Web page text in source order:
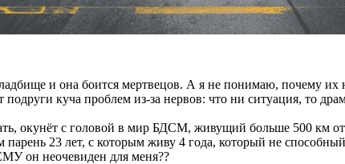
и она боится мертвецов. А я не понимаю, почему их
куча проблем из-за нервов: что ни ситуация, то
окунёт с головой в мир БДСМ, живущий больше 500 км
23 лет, с которым живу 4 года, который не
он неочевиден для меня??